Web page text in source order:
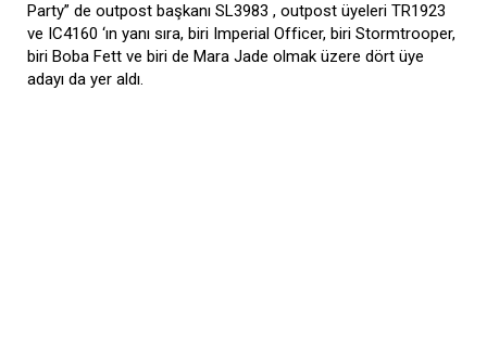
Party” de outpost başkanı SL3983 , outpost üyeleri TR1923
ve IC4160 ‘ın yanı sıra, biri Imperial Officer, biri Stormtrooper,
biri Boba Fett ve biri de Mara Jade olmak üzere dört üye
adayı da yer aldı.